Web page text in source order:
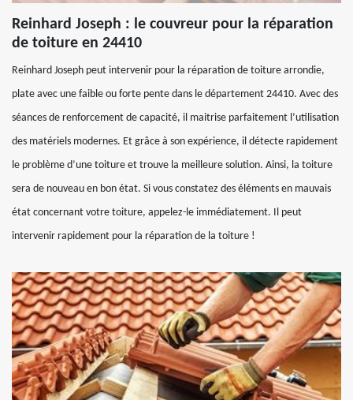
Reinhard Joseph : le couvreur pour la réparation
de toiture en 24410
Reinhard Joseph peut intervenir pour la réparation de toiture arrondie,
plate avec une faible ou forte pente dans le département 24410. Avec des
séances de renforcement de capacité, il maitrise parfaitement l’utilisation
des matériels modernes. Et grâce à son expérience, il détecte rapidement
le problème d’une toiture et trouve la meilleure solution. Ainsi, la toiture
sera de nouveau en bon état. Si vous constatez des éléments en mauvais
état concernant votre toiture, appelez-le immédiatement. Il peut
intervenir rapidement pour la réparation de la toiture !